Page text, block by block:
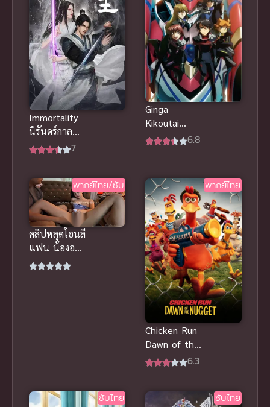
Immortality
นิรันดร์กาล
ภาค 1 ซับไทย
7
Ginga
Kikoutai
Majestic
Idenshi หุ่น
รบพิทักษ์โลก
เดอะมูฟวี่ ซับ
ไทย
6.8
พากย์ไทย/ซับ
คลิปหลุดโอนลี่
แฟน น้องอากิ
สาวหน้าคมดูด
พากย์ไทย
Chicken Run
Dawn of the
Nugget ชิค6.3
ซับไทย ซับไทย